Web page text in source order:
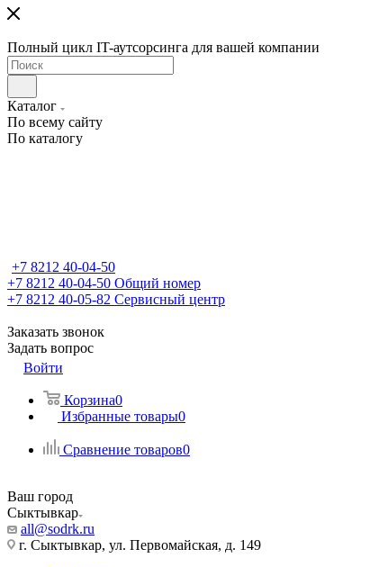
Полный цикл IT-аутсорсинга для вашей компании
Каталог
По всему сайту
По каталогу
+7 8212 40-04-50
+7 8212 40-04-50 Общий номер
+7 8212 40-05-82 Сервисный центр
Заказать звонок
Задать вопрос
Войти
Корзина0
Избранные товары0
Сравнение товаров0
Ваш город
Сыктывкар
all@sodrk.ru
г. Сыктывкар, ул. Первомайская, д. 149